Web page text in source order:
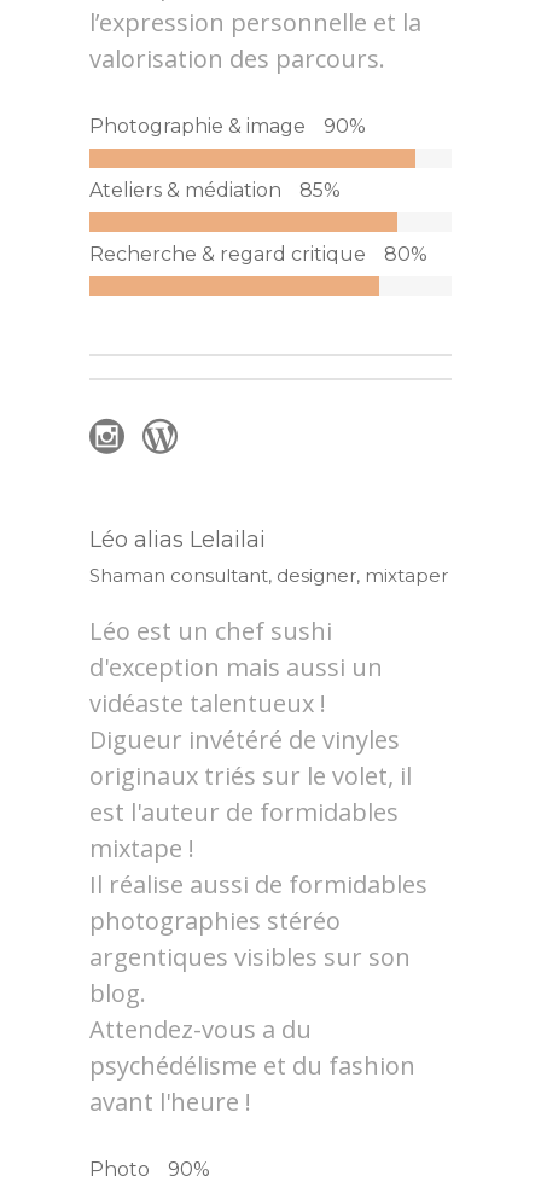
l’expression personnelle et la
valorisation des parcours.
Photographie & image 90%
Ateliers & médiation 85%
Recherche & regard critique 80%
Léo alias Lelailai
Shaman consultant, designer, mixtaper
Léo est un chef sushi
d'exception mais aussi un
vidéaste talentueux !
Digueur invétéré de vinyles
originaux triés sur le volet, il
est l'auteur de formidables
mixtape !
Il réalise aussi de formidables
photographies stéréo
argentiques visibles sur son
blog.
Attendez-vous a du
psychédélisme et du fashion
avant l'heure !
Photo 90%